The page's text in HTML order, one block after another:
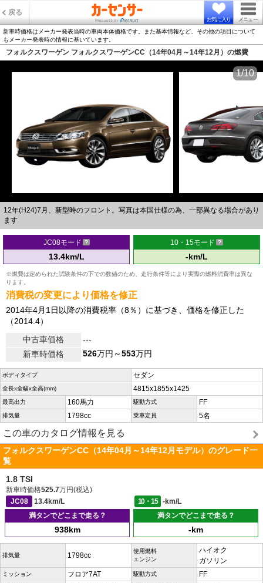
戻る
お気に入り メニュー
新車時価格はメーカー発表当時の車両本体価格です。また基本情報など、その他の項目について
もメーカー発表時の情報に基いています。
フォルクスワーゲン フォルクスワーゲンCC（14年04月～14年12月）の燃費
12年(H24)7月、新型時のフロント。写真は本国仕様の為、一部異なる場合があり
ます
1/10
JC08モード
13.4km/L
10・15モード
-km/L
※燃費は定められた試験条件の下での数値のため、走行条件等により実際の燃料消費率は異な
ります。
消費税の変更により価格を修正
2014年4月1日以降の消費税率（8％）に基づき、価格を修正した
（2014.4）
中古車価格
---
新車時価格
526万円～553万円
ボディタイプ セダン
全長x全幅x全高(mm) 4815x1855x1425
最高出力 160馬力 駆動方式 FF
排気量 1798cc 乗車定員 5名
この車のカタログ情報を見る
フォルクスワーゲンCC（14年04月～14年12月モデル）のグレード一
覧
1.8 TSI
新車時価格525.7万円(税込)
JC08
13.4km/L 10・15
-km/L
満タンでどこまで走る？
938km
満タンでどこまで走る？
-km
排気量 1798cc
使用燃料
エンジン
ハイオク
ガソリン
ミッション フロア7AT 駆動方式 FF